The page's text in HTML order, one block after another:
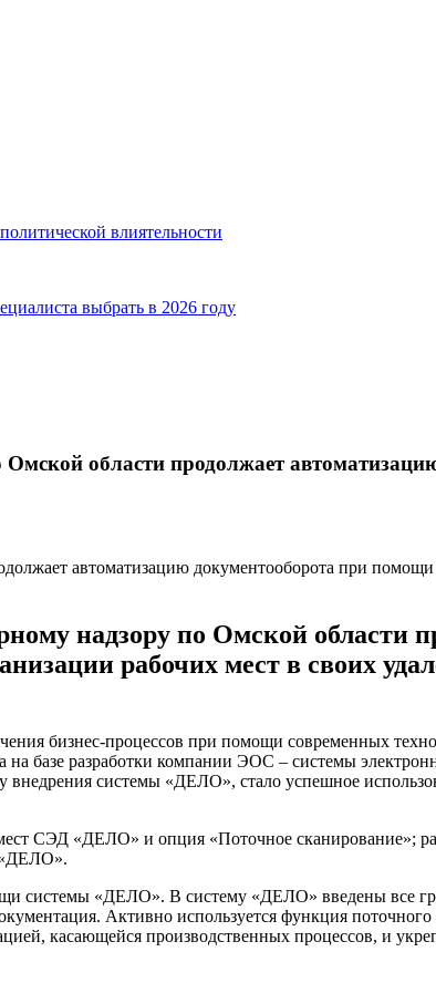
влиятельности
выбрать в 2026 году
области продолжает
надзору по Омской области
рабочих мест в своих
бизнес-процессов при помощи современных
базе разработки компании ЭОС – системы
системы «ДЕЛО», стало успешное
СЭД «ДЕЛО» и опция «Поточное сканирование»;
«ДЕЛО».
системы «ДЕЛО». В систему «ДЕЛО» введены все
Активно используется функция
касающейся производственных процессов, и